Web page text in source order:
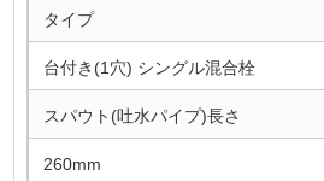
タイプ
台付き(1穴) シングル混合栓
スパウト(吐水パイプ)長さ
260mm